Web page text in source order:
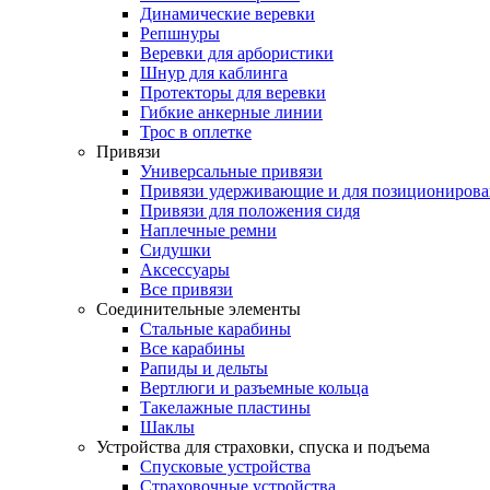
Динамические веревки
Репшнуры
Веревки для арбористики
Шнур для каблинга
Протекторы для веревки
Гибкие анкерные линии
Трос в оплетке
Привязи
Универсальные привязи
Привязи удерживающие и для
Привязи для положения сидя
Наплечные ремни
Сидушки
Аксессуары
Все привязи
Соединительные элементы
Стальные карабины
Все карабины
Рапиды и дельты
Вертлюги и разъемные кольца
Такелажные пластины
Шаклы
Устройства для страховки, спуска и подъема
Спусковые устройства
Страховочные устройства